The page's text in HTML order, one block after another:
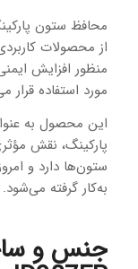
از محصولات
منظور افزایش
مورد استفاده قرار
این محصول به‌
پارکینگ، نقش
ستون‌ها دارد و
به‌کار گرفته می‌شود.
جنس و